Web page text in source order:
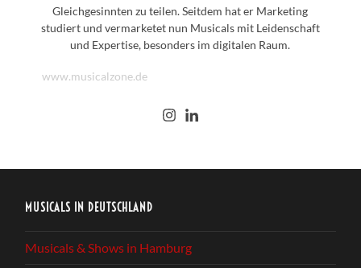
Gleichgesinnten zu teilen. Seitdem hat er Marketing
studiert und vermarketet nun Musicals mit Leidenschaft
und Expertise, besonders im digitalen Raum.
www.musicalzone.de
MUSICALS IN DEUTSCHLAND
Musicals & Shows in Hamburg